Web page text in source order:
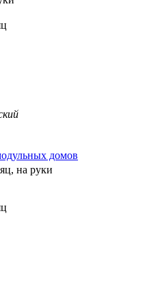
домов
на руки